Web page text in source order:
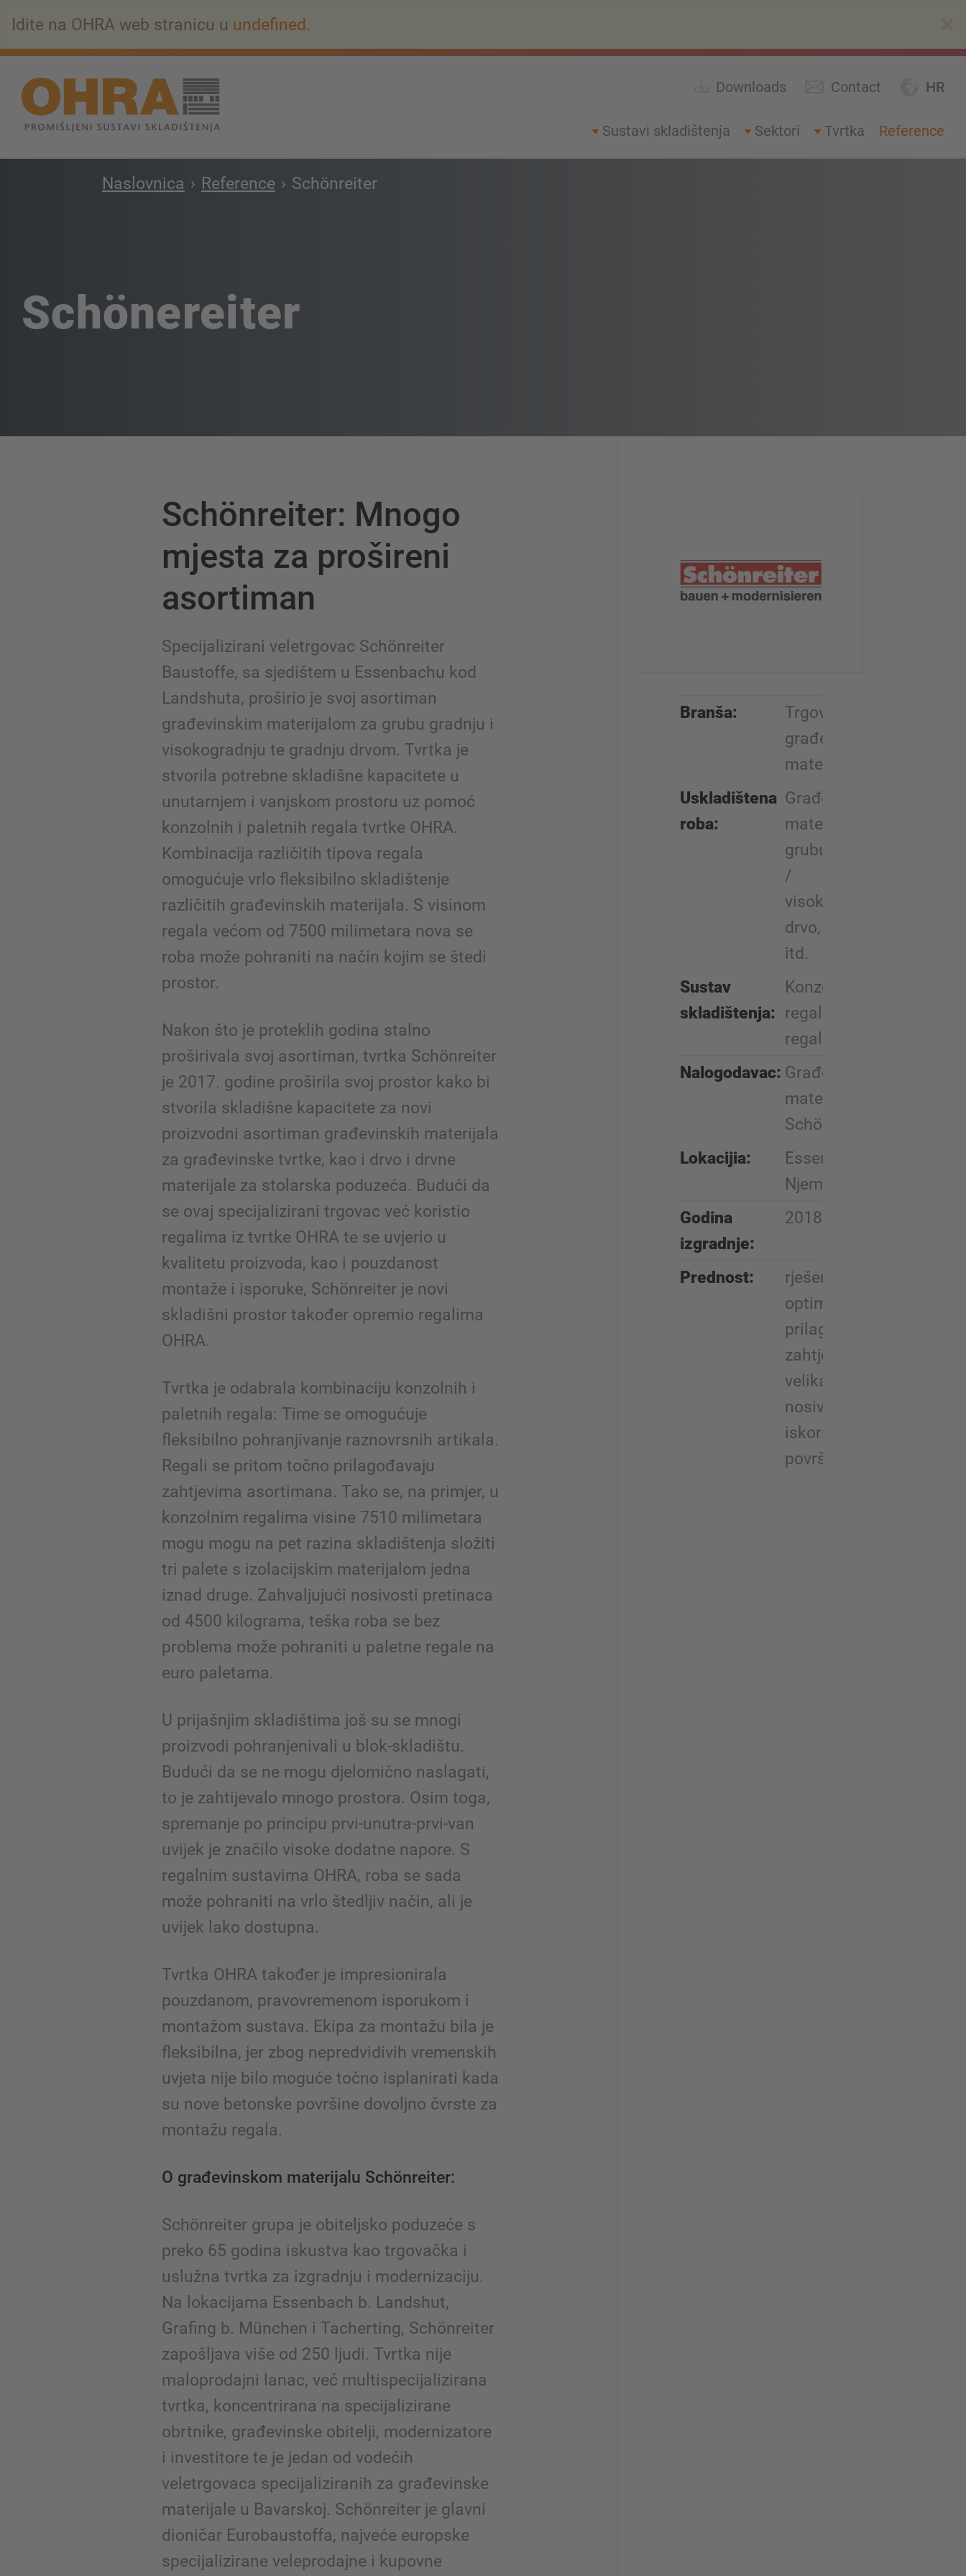
Idite na OHRA web stranicu u undefined.
HR
Downloads Contact
Sustavi skladištenja Sektori Tvrtka Reference
Naslovnica Reference Schönreiter
Schönereiter
Schönreiter: Mnogo
mjesta za prošireni
asortiman
Specijalizirani veletrgovac Schönreiter
Baustoffe, sa sjedištem u Essenbachu kod
Landshuta, proširio je svoj asortiman
građevinskim materijalom za grubu gradnju i
visokogradnju te gradnju drvom. Tvrtka je
stvorila potrebne skladišne kapacitete u
unutarnjem i vanjskom prostoru uz pomoć
konzolnih i paletnih regala tvrtke OHRA.
Kombinacija različitih tipova regala
omogućuje vrlo fleksibilno skladištenje
različitih građevinskih materijala. S visinom
regala većom od 7500 milimetara nova se
roba može pohraniti na način kojim se štedi
prostor.
Nakon što je proteklih godina stalno
proširivala svoj asortiman, tvrtka Schönreiter
je 2017. godine proširila svoj prostor kako bi
stvorila skladišne kapacitete za novi
proizvodni asortiman građevinskih materijala
za građevinske tvrtke, kao i drvo i drvne
materijale za stolarska poduzeća. Budući da
se ovaj specijalizirani trgovac već koristio
regalima iz tvrtke OHRA te se uvjerio u
kvalitetu proizvoda, kao i pouzdanost
montaže i isporuke, Schönreiter je novi
skladišni prostor također opremio regalima
OHRA.
Tvrtka je odabrala kombinaciju konzolnih i
paletnih regala: Time se omogućuje
fleksibilno pohranjivanje raznovrsnih artikala.
Regali se pritom točno prilagođavaju
zahtjevima asortimana. Tako se, na primjer, u
konzolnim regalima visine 7510 milimetara
mogu mogu na pet razina skladištenja složiti
tri palete s izolacijskim materijalom jedna
iznad druge. Zahvaljujući nosivosti pretinaca
od 4500 kilograma, teška roba se bez
problema može pohraniti u paletne regale na
euro paletama.
U prijašnjim skladištima još su se mnogi
proizvodi pohranjenivali u blok-skladištu.
Budući da se ne mogu djelomično naslagati,
to je zahtijevalo mnogo prostora. Osim toga,
spremanje po principu prvi-unutra-prvi-van
uvijek je značilo visoke dodatne napore. S
regalnim sustavima OHRA, roba se sada
može pohraniti na vrlo štedljiv način, ali je
uvijek lako dostupna.
Tvrtka OHRA također je impresionirala
pouzdanom, pravovremenom isporukom i
montažom sustava. Ekipa za montažu bila je
fleksibilna, jer zbog nepredvidivih vremenskih
uvjeta nije bilo moguće točno isplanirati kada
su nove betonske površine dovoljno čvrste za
montažu regala.
O građevinskom materijalu Schönreiter:
Schönreiter grupa je obiteljsko poduzeće s
preko 65 godina iskustva kao trgovačka i
uslužna tvrtka za izgradnju i modernizaciju.
Na lokacijama Essenbach b. Landshut,
Grafing b. München i Tacherting, Schönreiter
zapošljava više od 250 ljudi. Tvrtka nije
maloprodajni lanac, već multispecijalizirana
tvrtka, koncentrirana na specijalizirane
obrtnike, građevinske obitelji, modernizatore
i investitore te je jedan od vodećih
veletrgovaca specijaliziranih za građevinske
materijale u Bavarskoj. Schönreiter je glavni
dioničar Eurobaustoffa, najveće europske
specijalizirane veleprodajne i kupovne
Branša:
Trgovina
građevinskim
materijalima
Uskladištena
roba:
Građevinski
materijal za
grubu gradnju
/
visokogradnju,
drvo, letvice
itd.
Sustav
skladištenja:
Konzolni
regali, paletni
regal
Nalogodavac: Građevinski
materijal
Schönreiter
Lokacijia:
Essenbach,
Njemačka
Godina
izgradnje:
2018
Prednost:
rješenje
optimalno
prilagođeno
zahtjevima,
velika
nosivost /
iskoristivost
površina